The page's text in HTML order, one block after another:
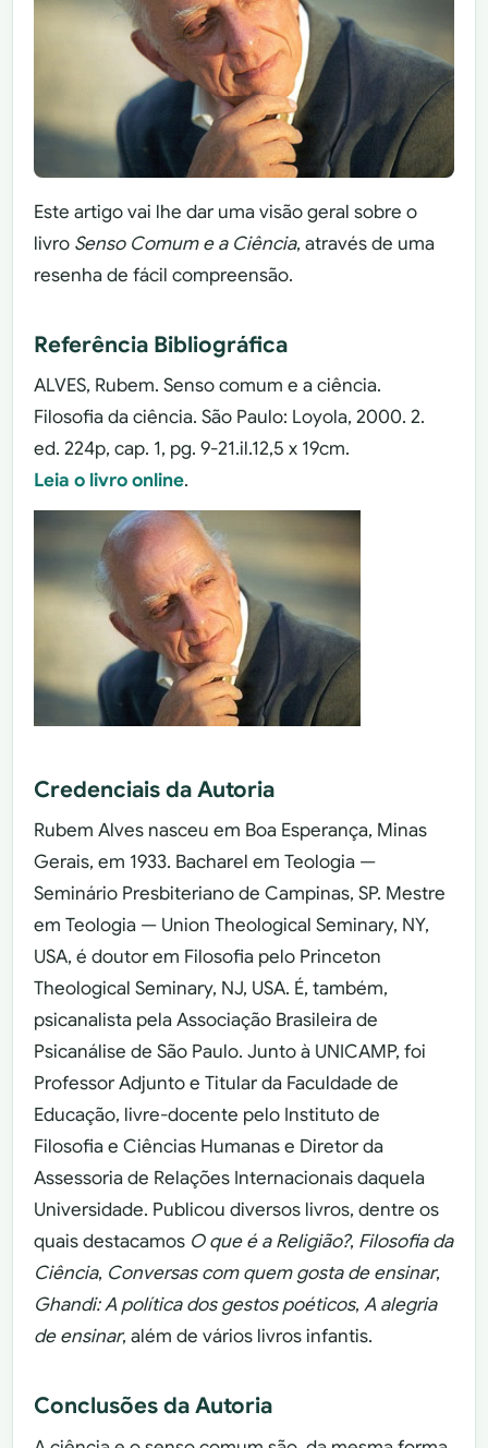
Este artigo vai lhe dar uma visão geral sobre o
livro Senso Comum e a Ciência, através de uma
resenha de fácil compreensão.
Referência Bibliográfica
ALVES, Rubem. Senso comum e a ciência.
Filosofia da ciência. São Paulo: Loyola, 2000. 2.
ed. 224p, cap. 1, pg. 9-21.il.12,5 x 19cm.
Leia o livro online.
Credenciais da Autoria
Rubem Alves nasceu em Boa Esperança, Minas
Gerais, em 1933. Bacharel em Teologia —
Seminário Presbiteriano de Campinas, SP. Mestre
em Teologia — Union Theological Seminary, NY,
USA, é doutor em Filosofia pelo Princeton
Theological Seminary, NJ, USA. É, também,
psicanalista pela Associação Brasileira de
Psicanálise de São Paulo. Junto à UNICAMP, foi
Professor Adjunto e Titular da Faculdade de
Educação, livre-docente pelo Instituto de
Filosofia e Ciências Humanas e Diretor da
Assessoria de Relações Internacionais daquela
Universidade. Publicou diversos livros, dentre os
quais destacamos O que é a Religião?, Filosofia da
Ciência, Conversas com quem gosta de ensinar,
Ghandi: A política dos gestos poéticos,A alegria
de ensinar, além de vários livros infantis.
Conclusões da Autoria